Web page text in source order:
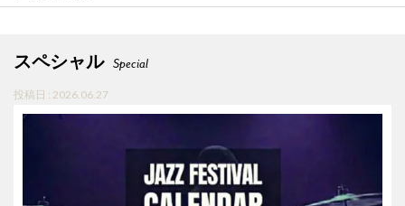
スペシャル Special
投稿日 : 2026.06.27